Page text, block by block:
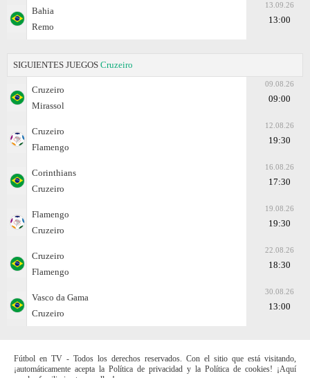
Bahia
Remo
13.09.26
13:00
SIGUIENTES JUEGOS Cruzeiro
Cruzeiro
Mirassol
09.08.26
09:00
Cruzeiro
Flamengo
12.08.26
19:30
Corinthians
Cruzeiro
16.08.26
17:30
Flamengo
Cruzeiro
19.08.26
19:30
Cruzeiro
Flamengo
22.08.26
18:30
Vasco da Gama
Cruzeiro
30.08.26
13:00
Fútbol en TV - Todos los derechos reservados. Con el sitio que está visitando,
¡automáticamente acepta la Política de privacidad y la Política de cookies! ¡Aquí